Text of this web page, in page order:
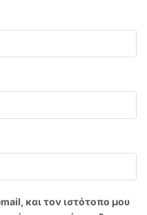
και τον ιστότοπο μου